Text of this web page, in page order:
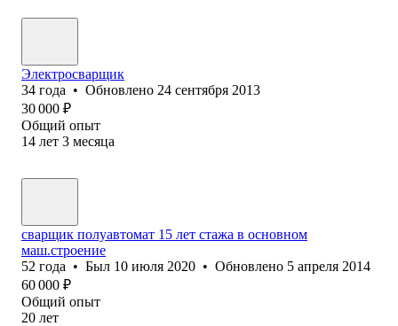
Электросварщик
34 года • Обновлено 24 сентября 2013
30 000 ₽
Общий опыт
14 лет 3 месяца
сварщик полуавтомат 15 лет стажа в основном
маш.строение
52 года • Был 10 июля 2020 • Обновлено 5 апреля 2014
60 000 ₽
Общий опыт
20 лет